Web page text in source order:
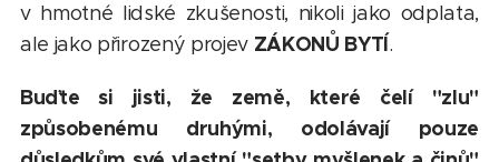
v hmotné lidské zkušenosti, nikoli jako odplata,
ale jako přirozený projev ZÁKONŮ BYTÍ.
Buďte si jisti, že země, které čelí "zlu"
způsobenému druhými, odolávají pouze